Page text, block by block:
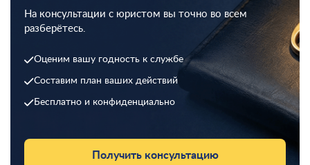
На консультации с юристом вы точно во всем
разберётесь.
Оценим вашу годность к службе
Составим план ваших действий
Бесплатно и конфиденциально
Получить консультацию